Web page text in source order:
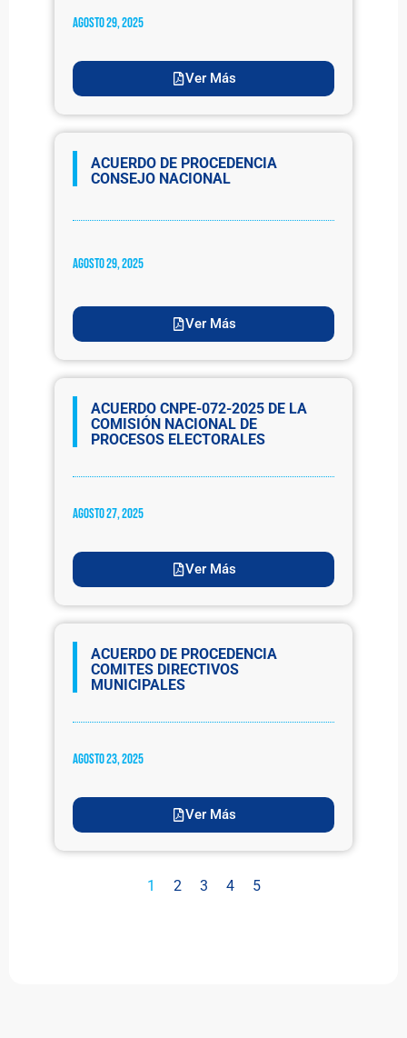
agosto 29, 2025
Ver Más
ACUERDO DE PROCEDENCIA
CONSEJO NACIONAL
agosto 29, 2025
Ver Más
ACUERDO CNPE-072-2025 DE LA
COMISIÓN NACIONAL DE
PROCESOS ELECTORALES
agosto 27, 2025
Ver Más
ACUERDO DE PROCEDENCIA
COMITES DIRECTIVOS
MUNICIPALES
agosto 23, 2025
Ver Más
1 2 3 4 5